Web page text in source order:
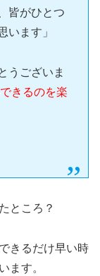
皆がひとつ
います」
うございま
きるのを楽
ところ？
きるだけ早い時
ます。